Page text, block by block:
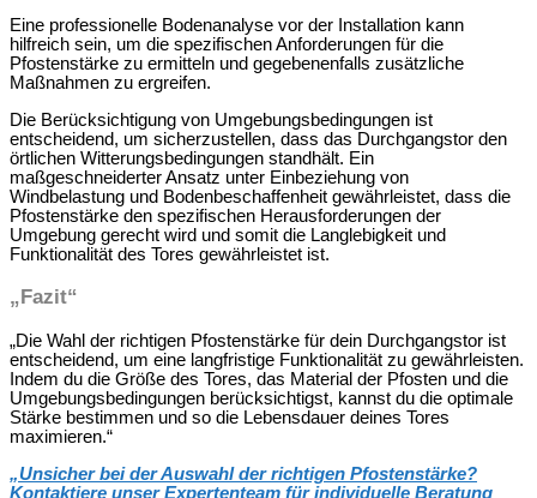
Eine professionelle Bodenanalyse vor der Installation kann
hilfreich sein, um die spezifischen Anforderungen für die
Pfostenstärke zu ermitteln und gegebenenfalls zusätzliche
Maßnahmen zu ergreifen.
Die Berücksichtigung von Umgebungsbedingungen ist
entscheidend, um sicherzustellen, dass das Durchgangstor den
örtlichen Witterungsbedingungen standhält. Ein
maßgeschneiderter Ansatz unter Einbeziehung von
Windbelastung und Bodenbeschaffenheit gewährleistet, dass die
Pfostenstärke den spezifischen Herausforderungen der
Umgebung gerecht wird und somit die Langlebigkeit und
Funktionalität des Tores gewährleistet ist.
„Fazit“
„Die Wahl der richtigen Pfostenstärke für dein Durchgangstor ist
entscheidend, um eine langfristige Funktionalität zu gewährleisten.
Indem du die Größe des Tores, das Material der Pfosten und die
Umgebungsbedingungen berücksichtigst, kannst du die optimale
Stärke bestimmen und so die Lebensdauer deines Tores
maximieren.“
„Unsicher bei der Auswahl der richtigen Pfostenstärke?
Kontaktiere unser Expertenteam für individuelle Beratung